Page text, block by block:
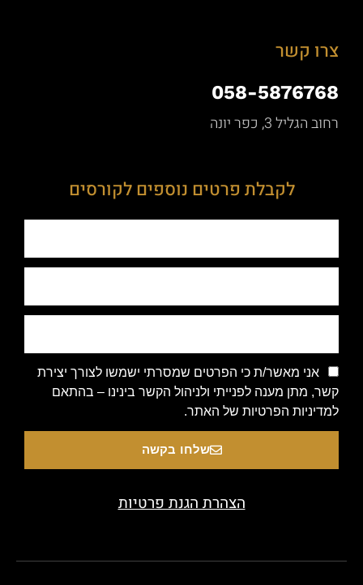
צרו קשר
058-5876768
רחוב הגליל 3, כפר יונה
לקבלת פרטים נוספים לקורסים
אני מאשר/ת כי הפרטים שמסרתי ישמשו לצורך יצירת
קשר, מתן מענה לפנייתי ולניהול הקשר בינינו – בהתאם
למדיניות הפרטיות של האתר.
שלחו בקשה
הצהרת הגנת פרטיות